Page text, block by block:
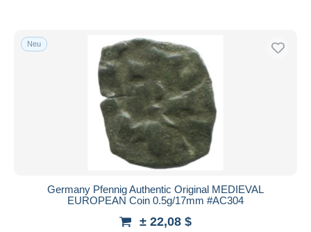
Neu
Germany Pfennig Authentic Original MEDIEVAL
EUROPEAN Coin 0.5g/17mm #AC304
± 22,08 $